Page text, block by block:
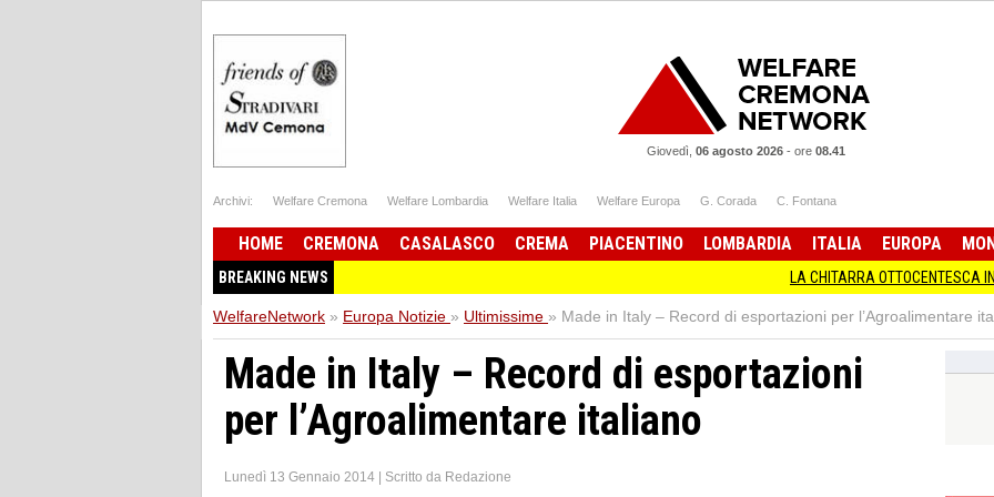
Giovedì, 06 agosto 2026- ore 08.41
Archivi: Welfare Cremona Welfare Lombardia Welfare Italia Welfare Europa G. Corada C. Fontana
HOME CREMONA CASALASCO CREMA PIACENTINO LOMBARDIA ITALIA EUROPA
BREAKING NEWS LA CHITARRA OTTOCENTESCA IN
WelfareNetwork » Europa Notizie » Ultimissime » Made in Italy – Record di esportazioni per l’Agroalimentare
Made in Italy – Record di esportazioni
per l’Agroalimentare italiano
Lunedì 13 Gennaio 2014 | Scritto da Redazione